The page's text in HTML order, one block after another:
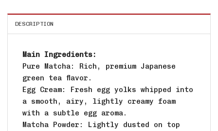
DESCRIPTION
Main Ingredients:
Pure Matcha: Rich, premium Japanese
green tea flavor.
Egg Cream: Fresh egg yolks whipped into
a smooth, airy, lightly creamy foam
with a subtle egg aroma.
Matcha Powder: Lightly dusted on top